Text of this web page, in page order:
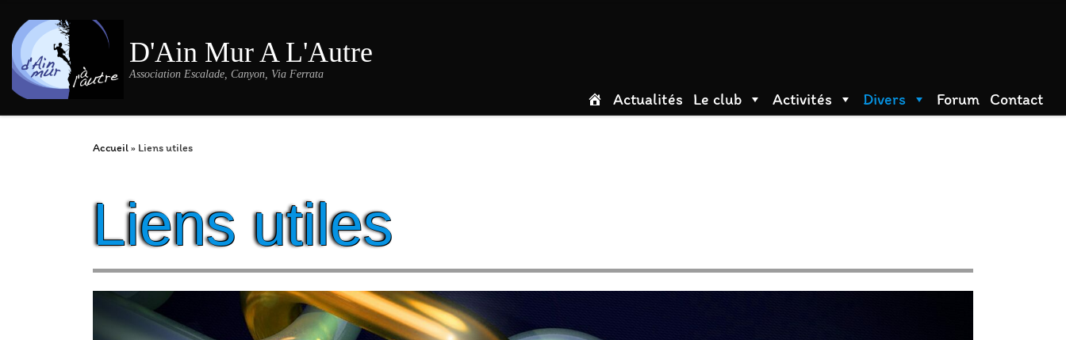
Passer au contenu
D'Ain Mur A L'Autre
Association Escalade, Canyon, Via Ferrata
Actualités Le club Activités Divers Forum Contact
Accueil » Liens utiles
Liens utiles